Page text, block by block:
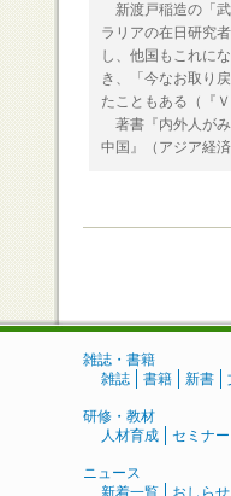
新渡戸稲造の「武
ラリアの在日研究
し、他国もこれに
き、「今なお取り
たこともある（『
著書『内外人がみ
中国』（アジア経
雑誌・書籍
雑誌
書籍 新書
研修・教材
人材育成
セミナー
ニュース
新着一覧
おしらせ